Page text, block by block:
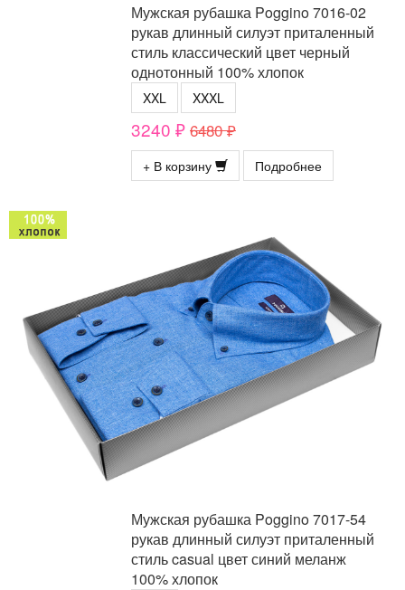
Мужская рубашка Poggino 7016-02
рукав длинный силуэт приталенный
стиль классический цвет черный
однотонный 100% хлопок
XXL XXXL
3240 ₽ 6480 ₽
+ В корзину Подробнее
Мужская рубашка Poggino 7017-54
рукав длинный силуэт приталенный
стиль casual цвет синий меланж
100% хлопок